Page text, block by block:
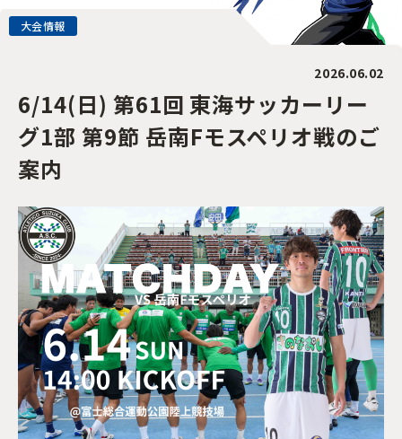
大会情報
2026.06.02
6/14(日) 第61回 東海サッカーリー
グ1部 第9節 岳南Fモスペリオ戦のご
案内